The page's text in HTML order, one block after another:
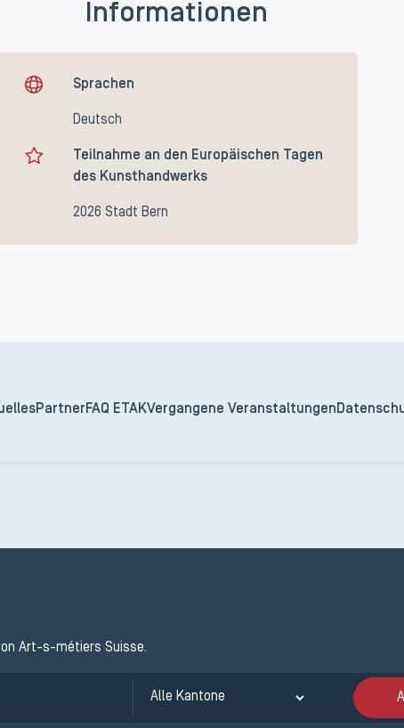
Informationen
Sprachen
Deutsch
Teilnahme an den Europäischen Tagen
des Kunsthandwerks
2026 Stadt Bern
Partner FAQ ETAKVergangene Veranstaltungen
Art-s-métiers Suisse.